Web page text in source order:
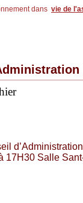
dans vie de
17H30 Salle